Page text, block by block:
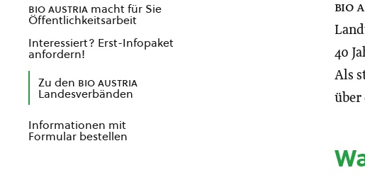
bio
40
Als
über
bio austria macht für Sie
Öffentlichkeitsarbeit
Interessiert? Erst-Infopaket
anfordern!
Zu den bio austria
Landesverbänden
Informationen mit
Formular bestellen